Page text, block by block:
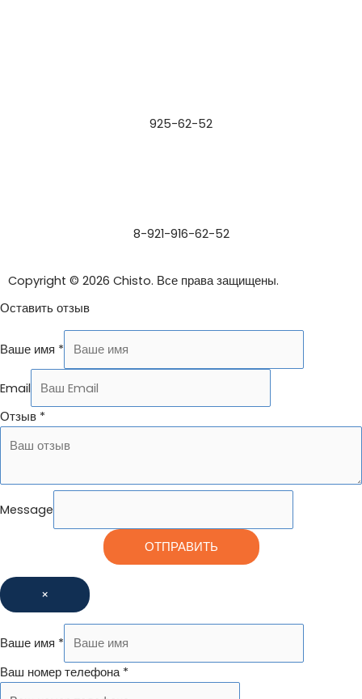
925-62-52
8-921-916-62-52
Copyright © 2026 Chisto. Все права защищены.
Оставить отзыв
Ваше имя *
Email
Отзыв *
Message
ОТПРАВИТЬ
×
Ваше имя *
Ваш номер телефона *